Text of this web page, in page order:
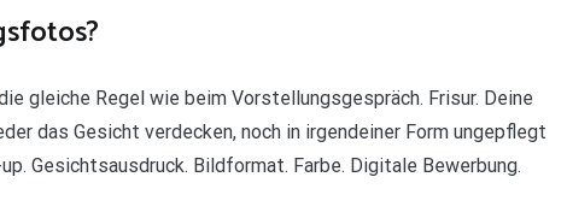
gleiche Regel wie beim Vorstellungsgespräch. Frisur. Deine
das Gesicht verdecken, noch in irgendeiner Form ungepflegt
Gesichtsausdruck. Bildformat. Farbe. Digitale Bewerbung.